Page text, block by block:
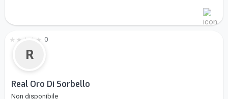
R
★ ★ ★ ★ ★ 0
Real Oro Di Sorbello
Non disponibile